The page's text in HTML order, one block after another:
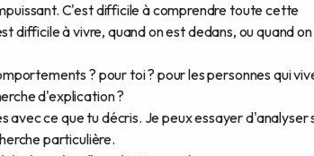
C'est difficile à comprendre toute cette
difficile à vivre, quand on est dedans, ou quand
? pour toi ? pour les personnes qui
d'explication ?
avec ce que tu décris. Je peux essayer d'analyser
particulière.